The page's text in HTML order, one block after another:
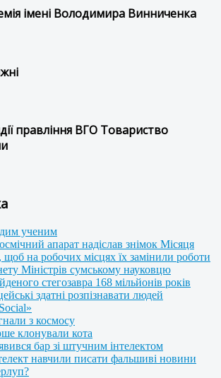
імені Володимира Винниченка
правління ВГО Товариство
ученим
апарат надіслав знімок Місяця
на робочих місцях їх замінили роботи
Міністрів сумському науковцю
стегозавра 168 мільйонів років
здатні розпізнавати людей
з космосу
клонували кота
бар зі штучним інтелектом
навчили писати фальшиві новини